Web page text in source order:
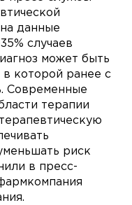
данные
случаев
может быть
в которой ранее с
Современные
терапии
риск
в пресс-